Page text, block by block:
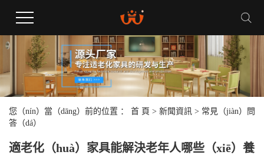
您（nín）當（dāng）前的位置 ： 首 頁 > 新聞資訊 > 常見（jiàn）問
答（dá）
​適老化（huà）家具能解決老年人哪些（xiē）養